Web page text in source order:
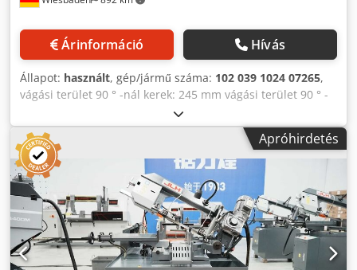
Árinformáció Hívás
Állapot: használt, gép/jármű száma: 102 039 1024 07265,
vágási terület 90 ° -nál kerek: 245 mm vágási terület 90 ° -
nál lapos: 220 x 240 mm vágási terület a gépen 45 ° -nál:
150 mm fűrészlap-méretek: 400 x 31 x 2 mm löketsebesség:
55 - 155 / perc elektromos csatlakozás : 380 V, 1,1 kW
szükséges hely: 1200 x 650 x 1250 mm súly: 340 kg Dksdpfx
Ahocd Tmyeijr
Apróhirdetés